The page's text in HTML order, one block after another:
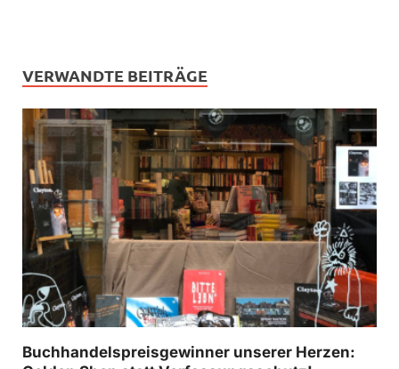
VERWANDTE BEITRÄGE
Buchhandelspreisgewinner unserer Herzen: